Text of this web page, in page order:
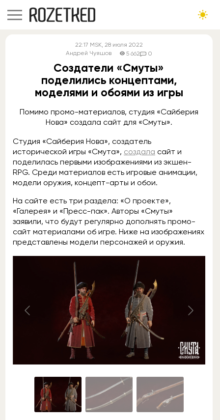
22:17 MSK, 28 июля 2022
Андрей Чуяшов
5 662 0
Создатели «Смуты»
поделились концептами,
моделями и обоями из игры
Помимо промо-материалов, студия «Сайберия
Нова» создала сайт для «Смуты».
Студия «Сайберия Нова», создатель
исторической игры «Смута», создала сайт и
поделилась первыми изображениями из экшен-
RPG. Среди материалов есть игровые анимации,
модели оружия, концепт-арты и обои.
На сайте есть три раздела: «О проекте»,
«Галерея» и «Пресс-пак». Авторы «Смуты»
заявили, что будут регулярно дополнять промо-
сайт материалами об игре. Ниже на изображениях
представлены модели персонажей и оружия.